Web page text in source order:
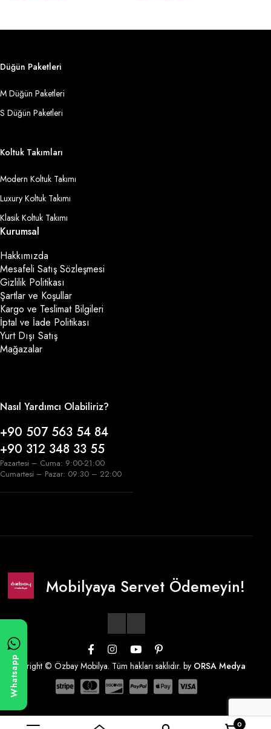
0
Düğün Paketleri
M Düğün Paketleri
S Düğün Paketleri
Koltuk Takımları
Modern Koltuk Takımı
Luxury Koltuk Takımı
Klasik Koltuk Takımı
Kurumsal
Hakkımızda
Mesafeli Satış Sözleşmesi
Gizlilik Politikası
Şartlar ve Koşullar
Kargo ve Teslimat Bilgileri
İptal ve İade Politikası
Yurt Dışı Satış
Mağazalar
Nasıl Yardımcı Olabiliriz?
+90 507 563 54 84
+90 312 348 33 55
Pazartesi – Cuma: 9:00-21:00
Cumartesi – Pazar: 09:30 – 22:00
Mobilyaya Servet Ödemeyin!
Copyright © Özbay Mobilya. Tüm hakları saklıdır. by ORSA Medya
Whatsapp